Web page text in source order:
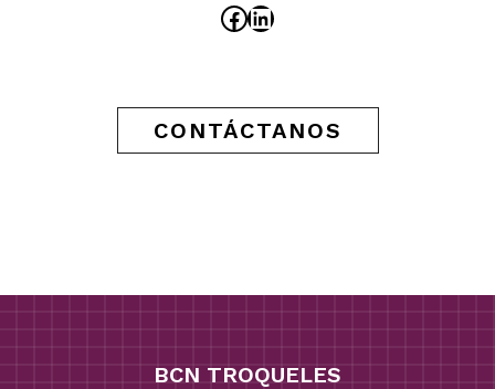
Facebook
LinkedIn
CONTÁCTANOS
BCN TROQUELES